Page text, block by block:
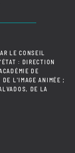
LE CONSEIL
: DIRECTION
DE
DE L'IMAGE ANIMÉE ;
DE LA